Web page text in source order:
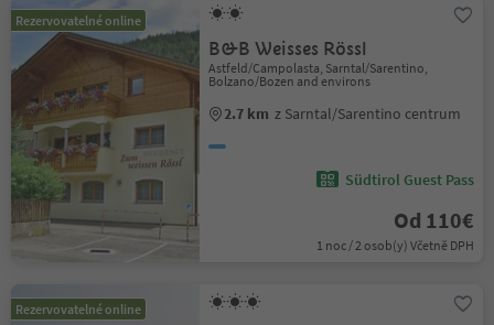
Rezervovatelné online
B&B Weisses Rössl
Astfeld/Campolasta, Sarntal/Sarentino,
Bolzano/Bozen and environs
2.7 km z Sarntal/Sarentino centrum
Südtirol Guest Pass
Od 110€
1 noc / 2 osob(y) Včetně DPH
Rezervovatelné online